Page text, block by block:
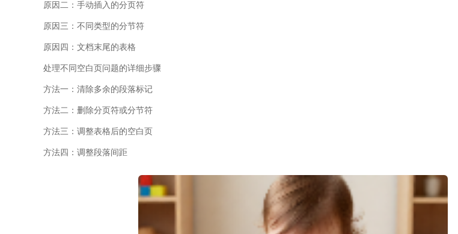
原因二：手动插入的分页符
原因三：不同类型的分节符
原因四：文档末尾的表格
处理不同空白页问题的详细步骤
方法一：清除多余的段落标记
方法二：删除分页符或分节符
方法三：调整表格后的空白页
方法四：调整段落间距